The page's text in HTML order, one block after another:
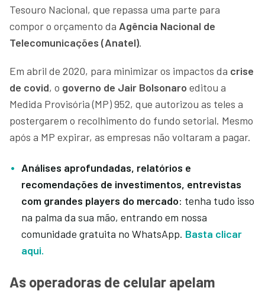
Tesouro Nacional, que repassa uma parte para
compor o orçamento da Agência Nacional de
Telecomunicações (Anatel).
Em abril de 2020, para minimizar os impactos da crise
de covid, o governo de Jair Bolsonaro editou a
Medida Provisória (MP) 952, que autorizou as teles a
postergarem o recolhimento do fundo setorial. Mesmo
após a MP expirar, as empresas não voltaram a pagar.
Análises aprofundadas, relatórios e
recomendações de investimentos, entrevistas
com grandes players do mercado: tenha tudo isso
na palma da sua mão, entrando em nossa
comunidade gratuita no WhatsApp. Basta clicar
aqui.
As operadoras de celular apelam